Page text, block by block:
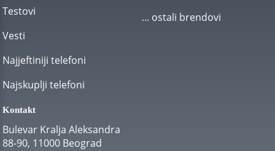
Testovi
Vesti
Najjeftiniji telefoni
Najskuplji telefoni
... ostali brendovi
Kontakt
Bulevar Kralja Aleksandra
88-90, 11000 Beograd